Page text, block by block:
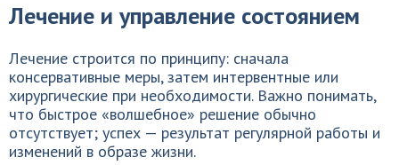
Лечение и управление состоянием
Лечение строится по принципу: сначала
консервативные меры, затем интервентные или
хирургические при необходимости. Важно понимать,
что быстрое «волшебное» решение обычно
отсутствует; успех — результат регулярной работы и
изменений в образе жизни.